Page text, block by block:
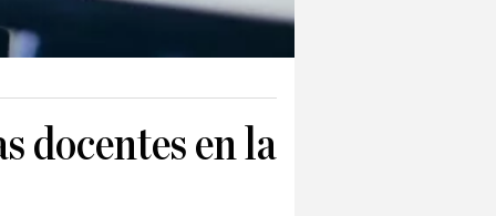
docentes en la